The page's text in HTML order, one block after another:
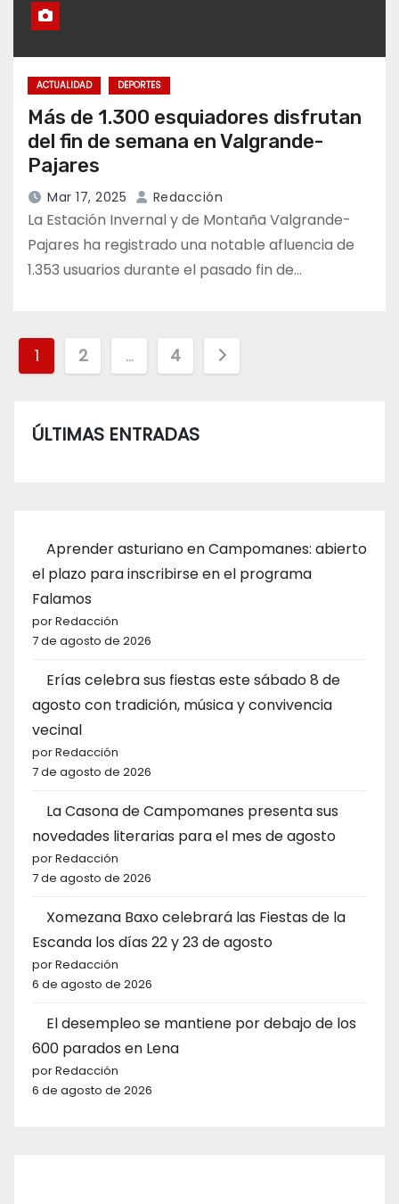
ACTUALIDAD DEPORTES
Más de 1.300 esquiadores disfrutan
del fin de semana en Valgrande-
Pajares
Mar 17, 2025 Redacción
La Estación Invernal y de Montaña Valgrande-
Pajares ha registrado una notable afluencia de
1.353 usuarios durante el pasado fin de…
Paginación
entradas
1 2 … 4
ÚLTIMAS ENTRADAS
Aprender asturiano en Campomanes: abierto
el plazo para inscribirse en el programa
Falamos
por Redacción
7 de agosto de 2026
Erías celebra sus fiestas este sábado 8 de
agosto con tradición, música y convivencia
vecinal
por Redacción
7 de agosto de 2026
La Casona de Campomanes presenta sus
novedades literarias para el mes de agosto
por Redacción
7 de agosto de 2026
Xomezana Baxo celebrará las Fiestas de la
Escanda los días 22 y 23 de agosto
por Redacción
6 de agosto de 2026
El desempleo se mantiene por debajo de los
600 parados en Lena
por Redacción
6 de agosto de 2026